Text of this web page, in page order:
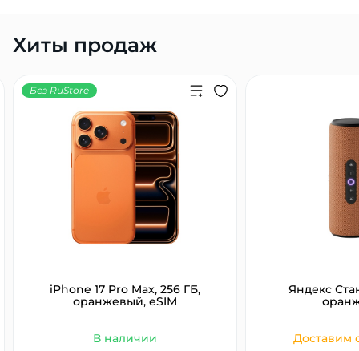
Хиты продаж
Без RuStore
iPhone 17 Pro Max, 256 ГБ,
оранжевый, eSIM
В наличии
Яндекс
Доставим